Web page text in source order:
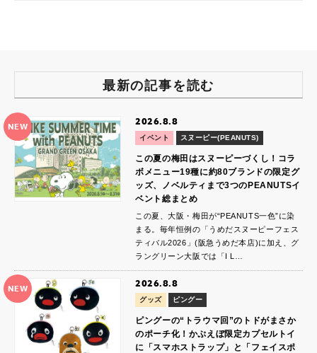
最新の記事を読む
NEW 2026.8.8
イベント スヌーピー(PEANUTS)
この夏の梅田はスヌーピーづくし！コラ
ボメニュー19種に約80ブランドの限定グ
ッズ、ノベルティまで3つのPEANUTSイ
ベント総まとめ
この夏、大阪・梅田が“PEANUTS一色”に染
まる。毎年恒例の「うめだスヌーピーフェス
ティバル2026」(阪急うめだ本店)に加え、グ
ラングリーン大阪では「I L…
NEW 2026.8.8
グッズ ピングー
ピングーの“トラウマ回”のトドがまさか
のポーチ化！かぷえぼ限定カプセルトイ
に「スマホストラップ」と「フェイスポ